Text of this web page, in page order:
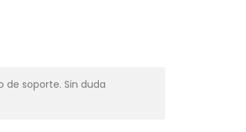
de soporte. Sin duda